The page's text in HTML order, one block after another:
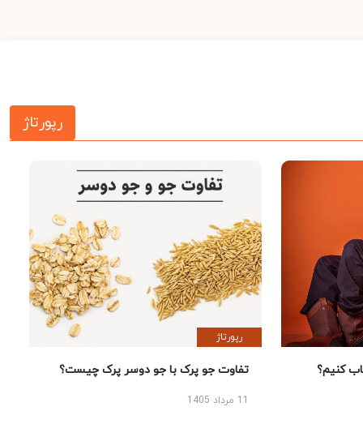
رپورتاژ
کنیم؟
رپورتاژ
تفاوت جو پرک با جو دوسر پرک چیست؟